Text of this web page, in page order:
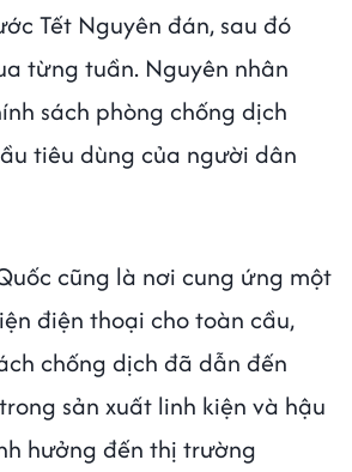
Tết Nguyên đán, sau đó
từng tuần. Nguyên nhân
sách phòng chống dịch
tiêu dùng của người dân
cũng là nơi cung ứng một
điện thoại cho toàn cầu,
chống dịch đã dẫn đến
sản xuất linh kiện và hậu
hưởng đến thị trường